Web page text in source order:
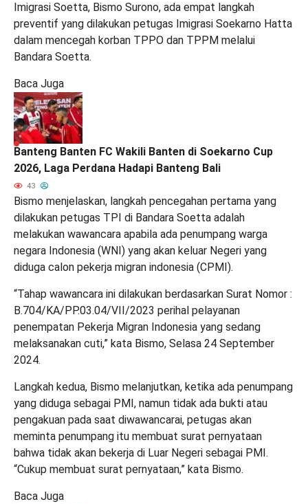
Imigrasi Soetta, Bismo Surono, ada empat langkah
preventif yang dilakukan petugas Imigrasi Soekarno Hatta
dalam mencegah korban TPPO dan TPPM melalui
Bandara Soetta.
Baca Juga
Banteng Banten FC Wakili Banten di Soekarno Cup
2026, Laga Perdana Hadapi Banteng Bali
43
Bismo menjelaskan, langkah pencegahan pertama yang
dilakukan petugas TPI di Bandara Soetta adalah
melakukan wawancara apabila ada penumpang warga
negara Indonesia (WNI) yang akan keluar Negeri yang
diduga calon pekerja migran indonesia (CPMI).
“Tahap wawancara ini dilakukan berdasarkan Surat Nomor :
B.704/KA/PP.03.04/VII/2023 perihal pelayanan
penempatan Pekerja Migran Indonesia yang sedang
melaksanakan cuti,” kata Bismo, Selasa 24 September
2024.
Langkah kedua, Bismo melanjutkan, ketika ada penumpang
yang diduga sebagai PMI, namun tidak ada bukti atau
pengakuan pada saat diwawancarai, petugas akan
meminta penumpang itu membuat surat pernyataan
bahwa tidak akan bekerja di Luar Negeri sebagai PMI.
“Cukup membuat surat pernyataan,” kata Bismo.
Baca Juga